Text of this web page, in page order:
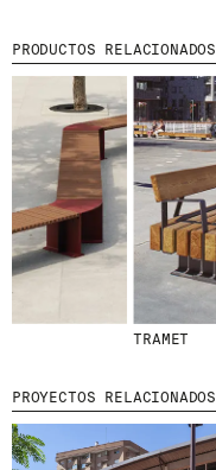
PRODUCTOS RELACIONADOS
TRAMET
PROYECTOS RELACIONADOS